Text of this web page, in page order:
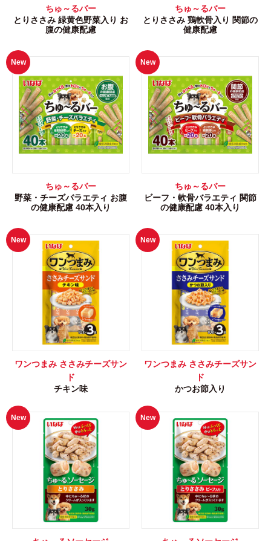
ちゅ～るバー
とりささみ 緑黄色野菜入り お
腹の健康配慮
ちゅ～るバー
とりささみ 鶏軟骨入り 関節の
健康配慮
New
ちゅ～るバー
野菜・チーズバラエティ お腹
の健康配慮 40本入り
New
ちゅ～るバー
ビーフ・軟骨バラエティ 関節
の健康配慮 40本入り
New
ワンつまみ ささみチーズサン
ド
チキン味
New
ワンつまみ ささみチーズサン
ド
かつお節入り
New New